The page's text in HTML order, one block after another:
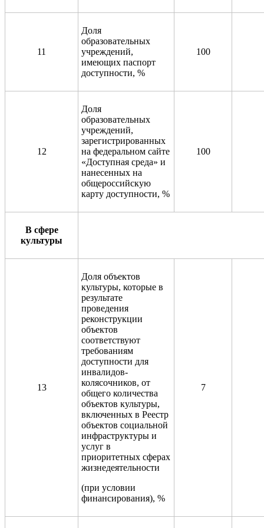
11
Доля
образовательных
учреждений,
имеющих паспорт
доступности, %
100
12
Доля
образовательных
учреждений,
зарегистрированных
на федеральном сайте
«Доступная среда» и
нанесенных на
общероссийскую
карту доступности, %
100
В сфере
культуры
13
Доля объектов
культуры, которые в
результате
проведения
реконструкции
объектов
соответствуют
требованиям
доступности для
инвалидов-
колясочников, от
общего количества
объектов культуры,
включенных в Реестр
объектов социальной
инфраструктуры и
услуг в
приоритетных сферах
жизнедеятельности
(при условии
финансирования), %
7